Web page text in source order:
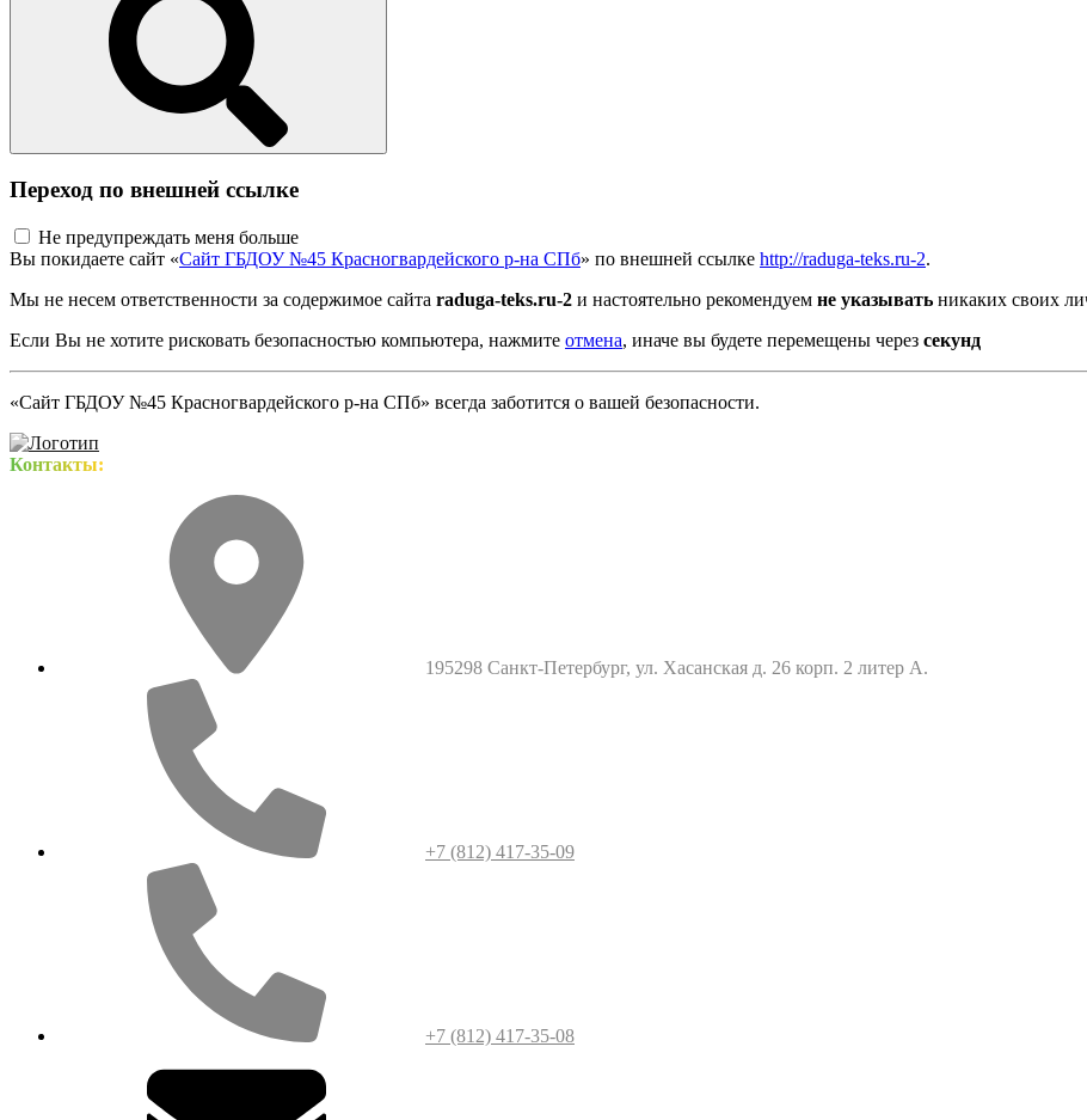
Переход по внешней ссылке
Не предупреждать меня больше
Вы покидаете сайт «Сайт ГБДОУ №45 Красногвардейского р-на СПб» по внешней ссылке http://raduga-teks.ru-2.
Мы не несем ответственности за содержимое сайта raduga-teks.ru-2 и настоятельно рекомендуем не указывать никаких своих
Если Вы не хотите рисковать безопасностью компьютера, нажмите отмена, иначе вы будете перемещены через секунд
«Сайт ГБДОУ №45 Красногвардейского р-на СПб» всегда заботится о вашей безопасности.
Контакты:
195298 Санкт-Петербург, ул. Хасанская д. 26 корп. 2 литер А.
+7 (812) 417-35-09
+7 (812) 417-35-08